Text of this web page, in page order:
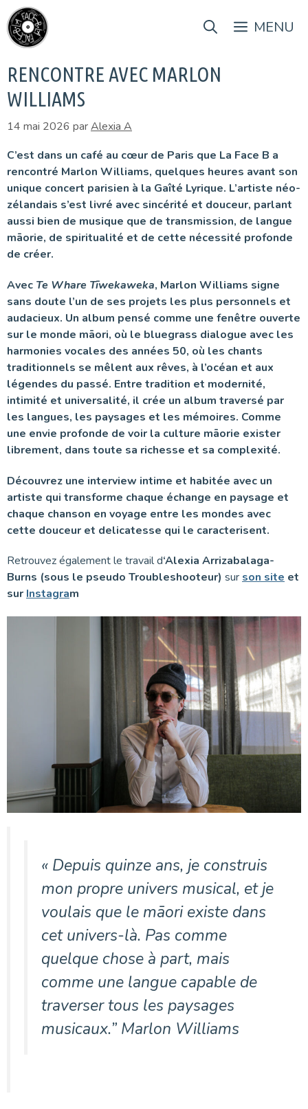
Aller
au
contenu
MENU
RENCONTRE AVEC MARLON
WILLIAMS
14 mai 2026 parAlexia A
C’est dans un café au cœur de Paris que La Face B a
rencontré Marlon Williams, quelques heures avant son
unique concert parisien à la Gaîté Lyrique. L’artiste néo-
zélandais s’est livré avec sincérité et douceur, parlant
aussi bien de musique que de transmission, de langue
māorie, de spiritualité et de cette nécessité profonde
de créer.
Avec Te Whare Tīwekaweka, Marlon Williams signe
sans doute l’un de ses projets les plus personnels et
audacieux. Un album pensé comme une fenêtre ouverte
sur le monde māori, où le bluegrass dialogue avec les
harmonies vocales des années 50, où les chants
traditionnels se mêlent aux rêves, à l’océan et aux
légendes du passé. Entre tradition et modernité,
intimité et universalité, il crée un album traversé par
les langues, les paysages et les mémoires. Comme
une envie profonde de voir la culture māorie exister
librement, dans toute sa richesse et sa complexité.
Découvrez une interview intime et habitée avec un
artiste qui transforme chaque échange en paysage et
chaque chanson en voyage entre les mondes avec
cette douceur et delicatesse qui le caracterisent.
Retrouvez également le travail d‘Alexia Arrizabalaga-
Burns (sous le pseudo Troubleshooteur) sur son site et
sur Instagram
« Depuis quinze ans, je construis
mon propre univers musical, et je
voulais que le māori existe dans
cet univers-là. Pas comme
quelque chose à part, mais
comme une langue capable de
traverser tous les paysages
musicaux.” Marlon Williams